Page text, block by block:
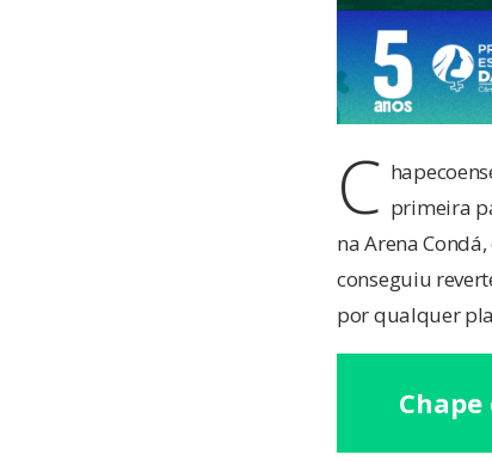
C primeira
na Arena
conseguiu
por qualquer